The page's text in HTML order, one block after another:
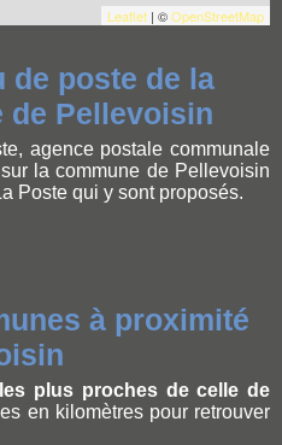
Leaflet | ©OpenStreetMap
de poste de la
de Pellevoisin
agence postale communale
la commune de Pellevoisin
Poste qui y sont proposés.
à proximité
plus proches de celle de
en kilomètres pour retrouver